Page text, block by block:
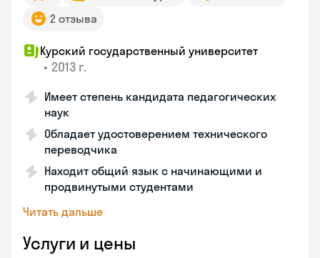
2 отзыва
Курский государственный университет
• 2013 г.
Имеет степень кандидата педагогических
наук
Обладает удостоверением технического
переводчика
Находит общий язык с начинающими и
продвинутыми студентами
Читать дальше
Услуги и цены